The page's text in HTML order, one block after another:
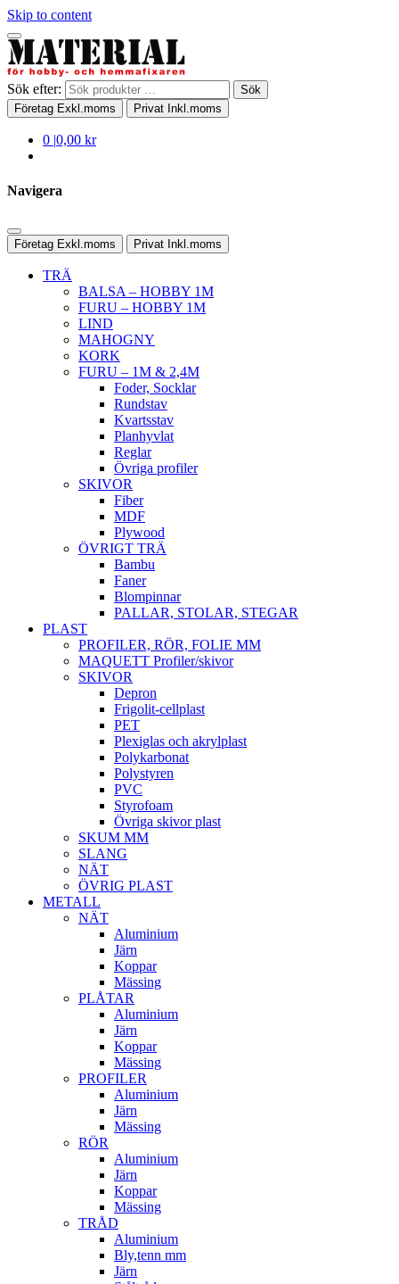
Skip to content
Sök efter:
Sök
Företag Exkl.moms Privat Inkl.moms
0 |0,00 kr
Navigera
Företag Exkl.moms Privat Inkl.moms
TRÄ
BALSA – HOBBY 1M
FURU – HOBBY 1M
LIND
MAHOGNY
KORK
FURU – 1M & 2,4M
Foder, Socklar
Rundstav
Kvartsstav
Planhyvlat
Reglar
Övriga profiler
SKIVOR
Fiber
MDF
Plywood
ÖVRIGT TRÄ
Bambu
Faner
Blompinnar
PALLAR, STOLAR, STEGAR
PLAST
PROFILER, RÖR, FOLIE MM
MAQUETT Profiler/skivor
SKIVOR
Depron
Frigolit-cellplast
PET
Plexiglas och akrylplast
Polykarbonat
Polystyren
PVC
Styrofoam
Övriga skivor plast
SKUM MM
SLANG
NÄT
ÖVRIG PLAST
METALL
NÄT
Aluminium
Järn
Koppar
Mässing
PLÅTAR
Aluminium
Järn
Koppar
Mässing
PROFILER
Aluminium
Järn
Mässing
RÖR
Aluminium
Järn
Koppar
Mässing
TRÅD
Aluminium
Bly,tenn mm
Järn